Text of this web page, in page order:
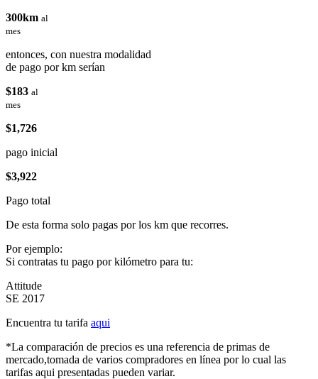
300km al
mes
entonces, con nuestra modalidad
de pago por km serían
$183 al
mes
$1,726
pago inicial
$3,922
Pago total
De esta forma solo pagas por los km que recorres.
Por ejemplo:
Si contratas tu pago por kilómetro para tu:
Attitude
SE 2017
Encuentra tu tarifa aqui
*La comparación de precios es una referencia de primas de
mercado,tomada de varios compradores en línea por lo cual las
tarifas aqui presentadas pueden variar.